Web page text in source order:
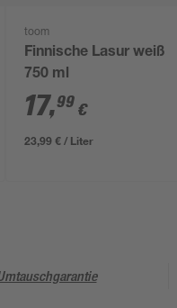
toom
Finnische Lasur weiß
750 ml
17,99 €
23,99 € / Liter